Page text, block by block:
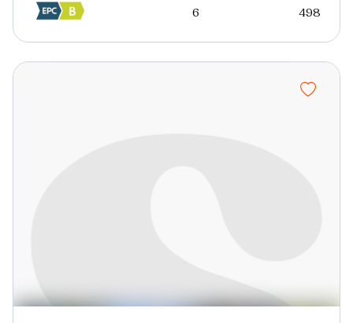
6 498